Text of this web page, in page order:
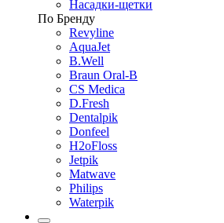
Насадки-щетки
По Бренду
Revyline
AquaJet
B.Well
Braun Oral-B
CS Medica
D.Fresh
Dentalpik
Donfeel
H2oFloss
Jetpik
Matwave
Philips
Waterpik